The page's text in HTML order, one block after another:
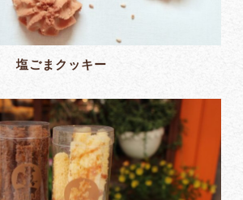
塩ごまクッキー